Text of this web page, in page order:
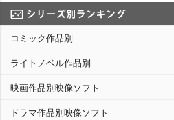
コミック作品別
ライトノベル作品別
映画作品別映像ソフト
ドラマ作品別映像ソフト